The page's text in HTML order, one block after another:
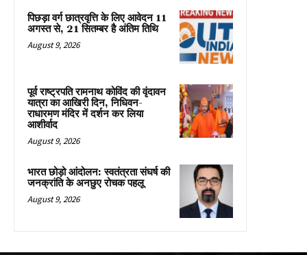
पिछड़ा वर्ग छात्रवृत्ति के लिए आवेदन 11
अगस्त से, 21 सितम्बर है अंतिम तिथि
August 9, 2026
पूर्व राष्ट्रपति रामनाथ कोविंद की वृंदावन
यात्रा का आखिरी दिन, निधिवन-
राधारमण मंदिर में दर्शन कर लिया
आशीर्वाद
August 9, 2026
भारत छोड़ो आंदोलन: स्वतंत्रता संघर्ष की
जनक्रांति के अनछुए रोचक पहलू
August 9, 2026